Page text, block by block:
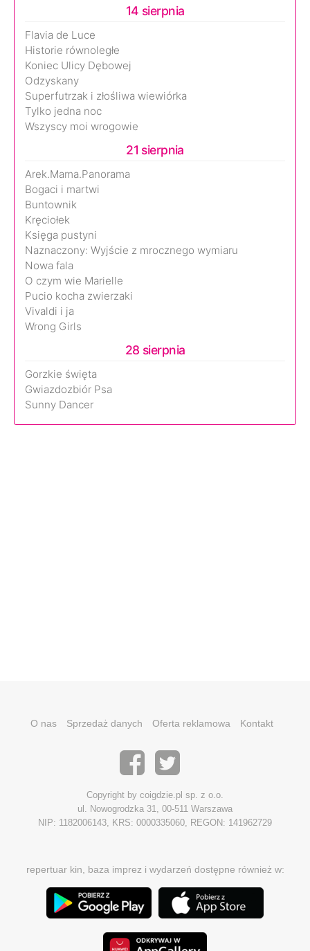
14 sierpnia
Flavia de Luce
Historie równoległe
Koniec Ulicy Dębowej
Odzyskany
Superfutrzak i złośliwa wiewiórka
Tylko jedna noc
Wszyscy moi wrogowie
21 sierpnia
Arek.Mama.Panorama
Bogaci i martwi
Buntownik
Kręciołek
Księga pustyni
Naznaczony: Wyjście z mrocznego wymiaru
Nowa fala
O czym wie Marielle
Pucio kocha zwierzaki
Vivaldi i ja
Wrong Girls
28 sierpnia
Gorzkie święta
Gwiazdozbiór Psa
Sunny Dancer
O nas Sprzedaż danych Oferta reklamowa Kontakt
Copyright by coigdzie.pl sp. z o.o.
ul. Nowogrodzka 31, 00-511 Warszawa
NIP: 1182006143, KRS: 0000335060, REGON: 141962729
repertuar kin, baza imprez i wydarzeń dostępne również w: